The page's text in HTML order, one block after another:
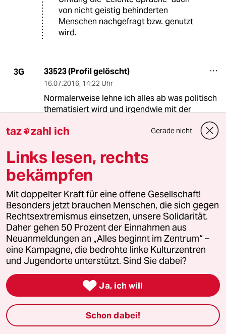
von nicht geistig behinderten
Menschen nachgefragt bzw. genutzt
wird.
3G 33523 (Profil gelöscht)
16.07.2016, 14:22 Uhr
Normalerweise lehne ich alles ab was politisch
thematisiert wird und irgendwie mit der
Formulierung von Texten zu tun hat. Dies ist
seit ich denken kann in diesem Bereich der
geht nicht um Sternchen, Unterstricke oder
Profesx, sondern um echte Probleme und das
abbauen tatsächlich vorhandener Grenzen.
Wenn man schon dabei ist dann kann man
doch gleich eine Dreiteilung vorhenmen:
Korrektes Deutsch, Gegendertes Deutsch,
Einfache Sprache. Wäre interessant zu sehen
wie die Verteilung aussieht wenn der Leser die
Wahl hat!
Lowandorder
16.07.2016,12:01 Uhr
@@;)) Schonn - aber gemach!
taz zahl ich Gerade nicht
Links lesen, rechts
bekämpfen
Mit doppelter Kraft für eine offene Gesellschaft!
Besonders jetzt brauchen Menschen, die sich gegen
Rechtsextremismus einsetzen, unsere Solidarität.
Daher gehen 50 Prozent der Einnahmen aus
Neuanmeldungen an „Alles beginnt im Zentrum“ –
eine Kampagne, die bedrohte linke Kulturzentren
und Jugendorte unterstützt. Sind Sie dabei?
 Ja, ich will
Schon dabei!